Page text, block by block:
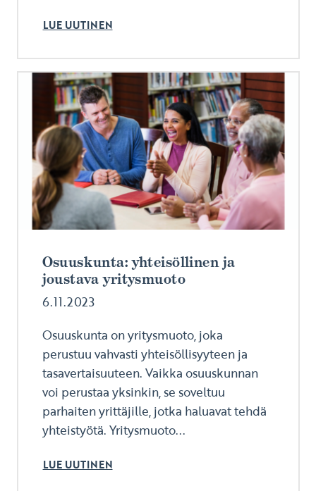
LUE UUTINEN
Osuuskunta: yhteisöllinen ja
joustava yritysmuoto
6.11.2023
Osuuskunta on yritysmuoto, joka
perustuu vahvasti yhteisöllisyyteen ja
tasavertaisuuteen. Vaikka osuuskunnan
voi perustaa yksinkin, se soveltuu
parhaiten yrittäjille, jotka haluavat tehdä
yhteistyötä. Yritysmuoto...
LUE UUTINEN